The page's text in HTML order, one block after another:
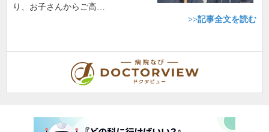
り、お子さんからご高…
>>記事全文を読む